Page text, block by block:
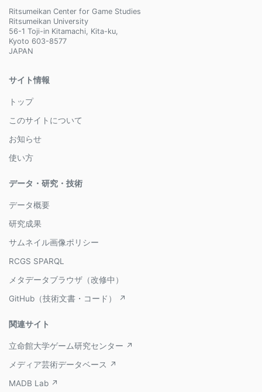
Ritsumeikan Center for Game Studies
Ritsumeikan University
56-1 Toji-in Kitamachi, Kita-ku,
Kyoto 603-8577
JAPAN
サイト情報
トップ
このサイトについて
お知らせ
使い方
データ・研究・技術
データ概要
研究成果
サムネイル画像ポリシー
RCGS SPARQL
メタデータブラウザ（改修中）
GitHub（技術文書・コード） ↗
関連サイト
立命館大学ゲーム研究センター ↗
メディア芸術データベース ↗
MADB Lab ↗